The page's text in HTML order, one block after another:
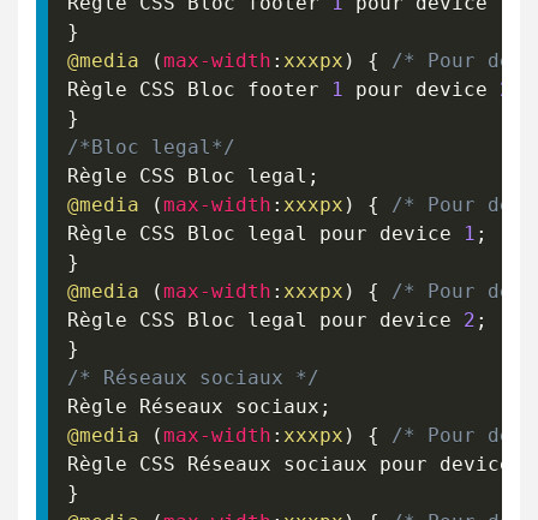
}
@media
(max-width : xxxpx ) {
/* Pour
Règle CSS Bloc footer
1 pour device 2
}
/*Bloc legal*/
Règle CSS Bloc legal ;
@media
(max-width : xxxpx ) {
/* Pour
Règle CSS Bloc legal pour device
1 ;
}
@media
(max-width : xxxpx ) {
/* Pour
Règle CSS Bloc legal pour device 2 ;
}
/* Réseaux sociaux */
Règle Réseaux sociaux ;
@media
(max-width : xxxpx ) {
/* Pour
Règle CSS Réseaux sociaux pour device
}